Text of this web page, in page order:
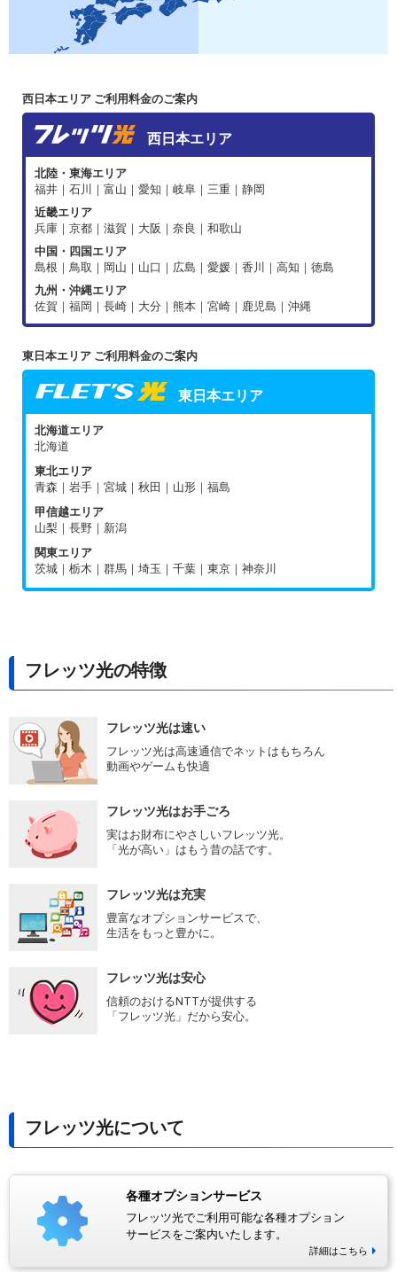
西日本エリア ご利用料金のご案内
西日本エリア
北陸・東海エリア
福井｜石川｜富山｜愛知｜岐阜｜三重｜静岡
近畿エリア
兵庫｜京都｜滋賀｜大阪｜奈良｜和歌山
中国・四国エリア
島根｜鳥取｜岡山｜山口｜広島｜愛媛｜香川｜高知｜徳島
九州・沖縄エリア
佐賀｜福岡｜長崎｜大分｜熊本｜宮崎｜鹿児島｜沖縄
東日本エリア ご利用料金のご案内
東日本エリア
北海道エリア
北海道
東北エリア
青森｜岩手｜宮城｜秋田｜山形｜福島
甲信越エリア
山梨｜長野｜新潟
関東エリア
茨城｜栃木｜群馬｜埼玉｜千葉｜東京｜神奈川
フレッツ光の特徴
フレッツ光は速い
フレッツ光は高速通信でネットはもちろん
動画やゲームも快適
フレッツ光はお手ごろ
実はお財布にやさしいフレッツ光。
「光が高い」はもう昔の話です。
フレッツ光は充実
豊富なオプションサービスで、
生活をもっと豊かに。
フレッツ光は安心
信頼のおけるNTTが提供する
「フレッツ光」だから安心。
フレッツ光について
各種オプションサービス
フレッツ光でご利用可能な各種オプション
サービスをご案内いたします。
詳細はこちら